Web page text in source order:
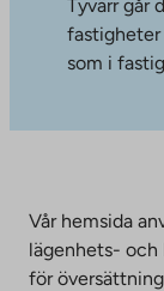
Tyvärr går
fastigheter
som i
Vår hemsida
lägenhets- och
för